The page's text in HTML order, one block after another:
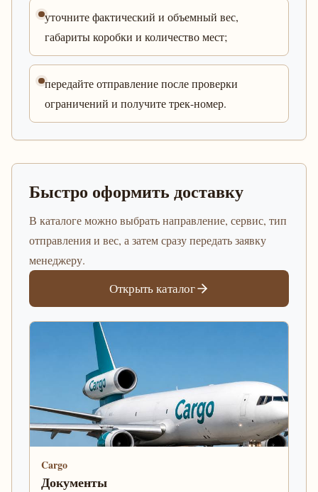
уточните фактический и объемный вес,
габариты коробки и количество мест;
передайте отправление после проверки
ограничений и получите трек-номер.
Быстро оформить доставку
В каталоге можно выбрать направление, сервис, тип
отправления и вес, а затем сразу передать заявку
менеджеру.
Открыть каталог
Cargo
Документы